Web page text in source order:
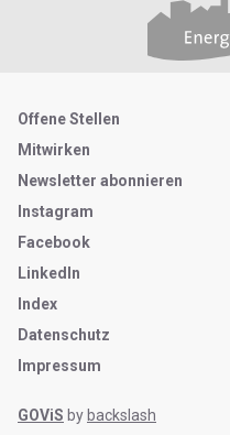
Metanavigation
Offene Stellen
Mitwirken
Newsletter abonnieren
Instagram
Facebook
LinkedIn
Index
Datenschutz
Impressum
GOViS by backslash